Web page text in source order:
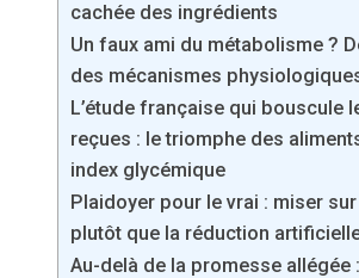
cachée des ingrédients
Un faux ami du métabolisme ?
des mécanismes
L’étude française qui bouscule
reçues : le triomphe des
index glycémique
Plaidoyer pour le vrai : miser
plutôt que la réduction
Au-delà de la promesse allégée